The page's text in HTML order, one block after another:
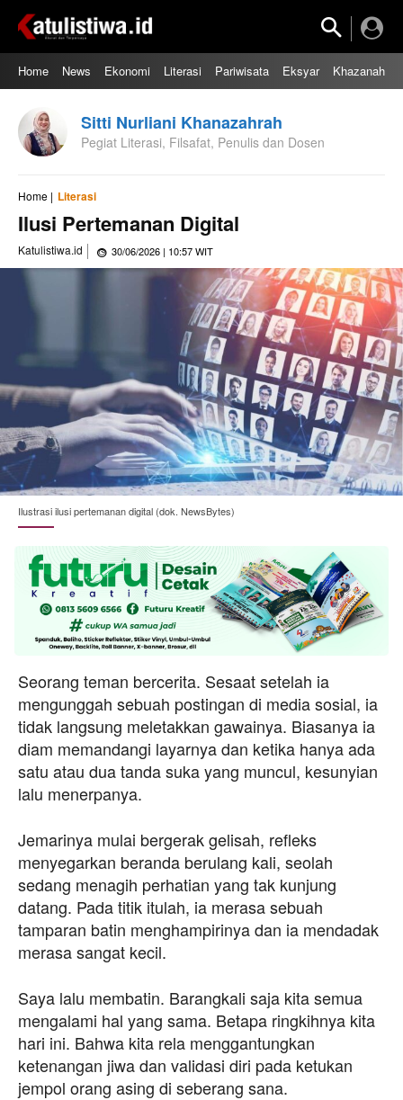
Home News Ekonomi Literasi Pariwisata Eksyar Khazanah
Sitti Nurliani Khanazahrah
Pegiat Literasi, Filsafat, Penulis dan Dosen
Home | Literasi
Ilusi Pertemanan Digital
Katulistiwa.id 30/06/2026 | 10:57 WIT
Ilustrasi ilusi pertemanan digital (dok. NewsBytes)
Seorang teman bercerita. Sesaat setelah ia
mengunggah sebuah postingan di media sosial, ia
tidak langsung meletakkan gawainya. Biasanya ia
diam memandangi layarnya dan ketika hanya ada
satu atau dua tanda suka yang muncul, kesunyian
lalu menerpanya.
Jemarinya mulai bergerak gelisah, refleks
menyegarkan beranda berulang kali, seolah
sedang menagih perhatian yang tak kunjung
datang. Pada titik itulah, ia merasa sebuah
tamparan batin menghampirinya dan ia mendadak
merasa sangat kecil.
Saya lalu membatin. Barangkali saja kita semua
mengalami hal yang sama. Betapa ringkihnya kita
hari ini. Bahwa kita rela menggantungkan
ketenangan jiwa dan validasi diri pada ketukan
jempol orang asing di seberang sana.